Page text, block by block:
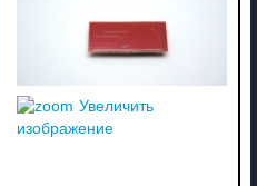
Увеличить
изображение